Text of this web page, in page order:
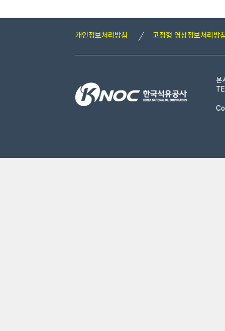
개인정보처리방침 고정형 영상정보처리방
본